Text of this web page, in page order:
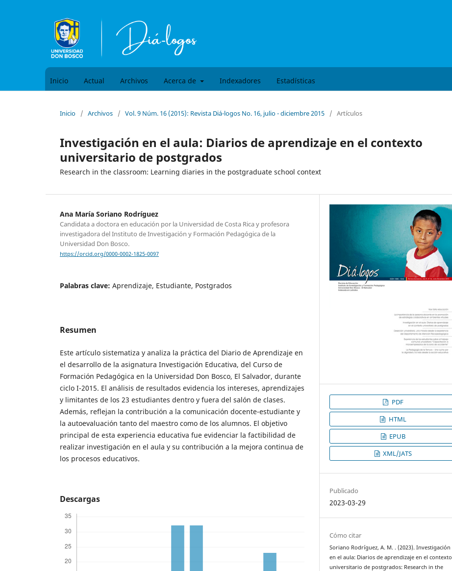
Inicio Actual Archivos Acerca de Indexadores Estadísticas
Inicio / Archivos / Vol. 9 Núm. 16 (2015): Revista Diá-logos No. 16, julio - diciembre 2015 / Artículos
Investigación en el aula: Diarios de aprendizaje en el contexto
universitario de postgrados
Research in the classroom: Learning diaries in the postgraduate school context
Ana María Soriano Rodríguez
Candidata a doctora en educación por la Universidad de Costa Rica y profesora
investigadora del Instituto de Investigación y Formación Pedagógica de la
Universidad Don Bosco.
https://orcid.org/0000-0002-1825-0097
Palabras clave: Aprendizaje, Estudiante, Postgrados
Resumen
Este artículo sistematiza y analiza la práctica del Diario de Aprendizaje en
el desarrollo de la asignatura Investigación Educativa, del Curso de
Formación Pedagógica en la Universidad Don Bosco, El Salvador, durante
ciclo I-2015. El análisis de resultados evidencia los intereses, aprendizajes
y limitantes de los 23 estudiantes dentro y fuera del salón de clases.
Además, reflejan la contribución a la comunicación docente-estudiante y
la autoevaluación tanto del maestro como de los alumnos. El objetivo
principal de esta experiencia educativa fue evidenciar la factibilidad de
realizar investigación en el aula y su contribución a la mejora continua de
los procesos educativos.
Descargas
PDF
HTML
EPUB
XML/JATS
Publicado
2023-03-29
Cómo citar
Soriano Rodríguez, A. M. . (2023). Investigación
en el aula: Diarios de aprendizaje en el contexto
universitario de postgrados: Research in the